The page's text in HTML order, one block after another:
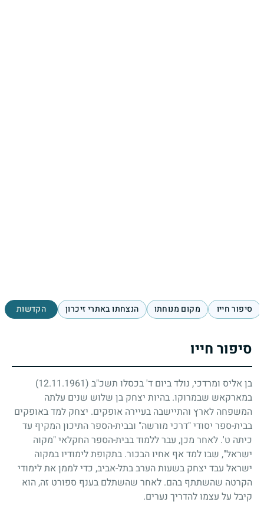
סיפור חייו מקום מנוחתו הנצחתו באתרי זיכרון הקדשות
סיפור חייו
בן אליס ומרדכי, נולד ביום ד' בכסלו תשכ"ב (12.11.1961)
במארקאש שבמרוקו. בהיות יצחק בן שלוש שנים עלתה
המשפחה לארץ והתיישבה בעיירה אופקים. יצחק למד באופקים
בבית-ספר יסודי "דרכי מורשה" ובבית-הספר התיכון המקיף עד
כיתה ט'. לאחר מכן, עבר ללמוד בבית-הספר החקלאי "מקוה
ישראל", שבו למד אף אחיו הבכור. בתקופת לימודיו במקוה
ישראל עבד יצחק בשעות הערב בתל-אביב, כדי לממן את לימודי
הקרטה שהשתתף בהם. לאחר שהשתלם בענף ספורט זה, הוא
קיבל על עצמו להדריך נערים.